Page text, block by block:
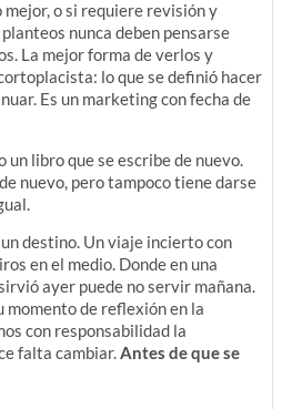
mejor, o si requiere revisión y
nunca deben pensarse
La mejor forma de verlos y
lo que se definió hacer
Es un marketing con fecha de
un libro que se escribe de nuevo.
nuevo, pero tampoco tiene darse
destino. Un viaje incierto con
en el medio. Donde en una
ayer puede no servir mañana.
de reflexión en la
con responsabilidad la
falta cambiar.Antes de que se